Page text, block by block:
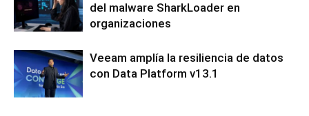
del malware SharkLoader en
organizaciones
Veeam amplía la resiliencia de datos
con Data Platform v13.1